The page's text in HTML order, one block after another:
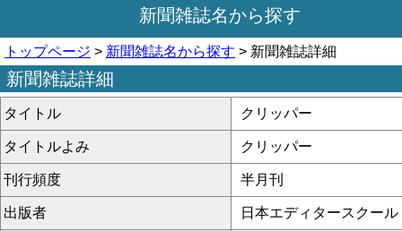
新聞雑誌名から探す
トップページ > 新聞雑誌名から探す > 新聞雑誌詳細
新聞雑誌詳細
タイトル クリッパー
タイトルよみ クリッパー
刊行頻度 半月刊
出版者 日本エディタースクール